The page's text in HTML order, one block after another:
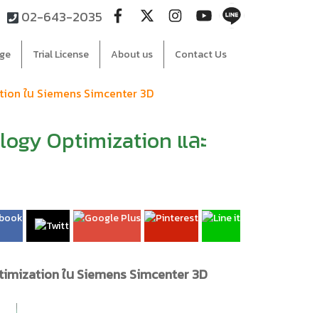
02-643-2035
Trial License About us Contact Us
ใน Siemens Simcenter 3D
Optimization และ
ใน Siemens Simcenter 3D